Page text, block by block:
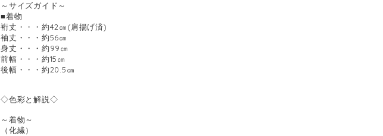
～サイズガイド～
■着物
裄丈・・・約42㎝(肩揚げ済)
袖丈・・・約56㎝
身丈・・・約99㎝
前幅・・・約15㎝
後幅・・・約20.5㎝
◇色彩と解説◇
～着物～
（化繊）